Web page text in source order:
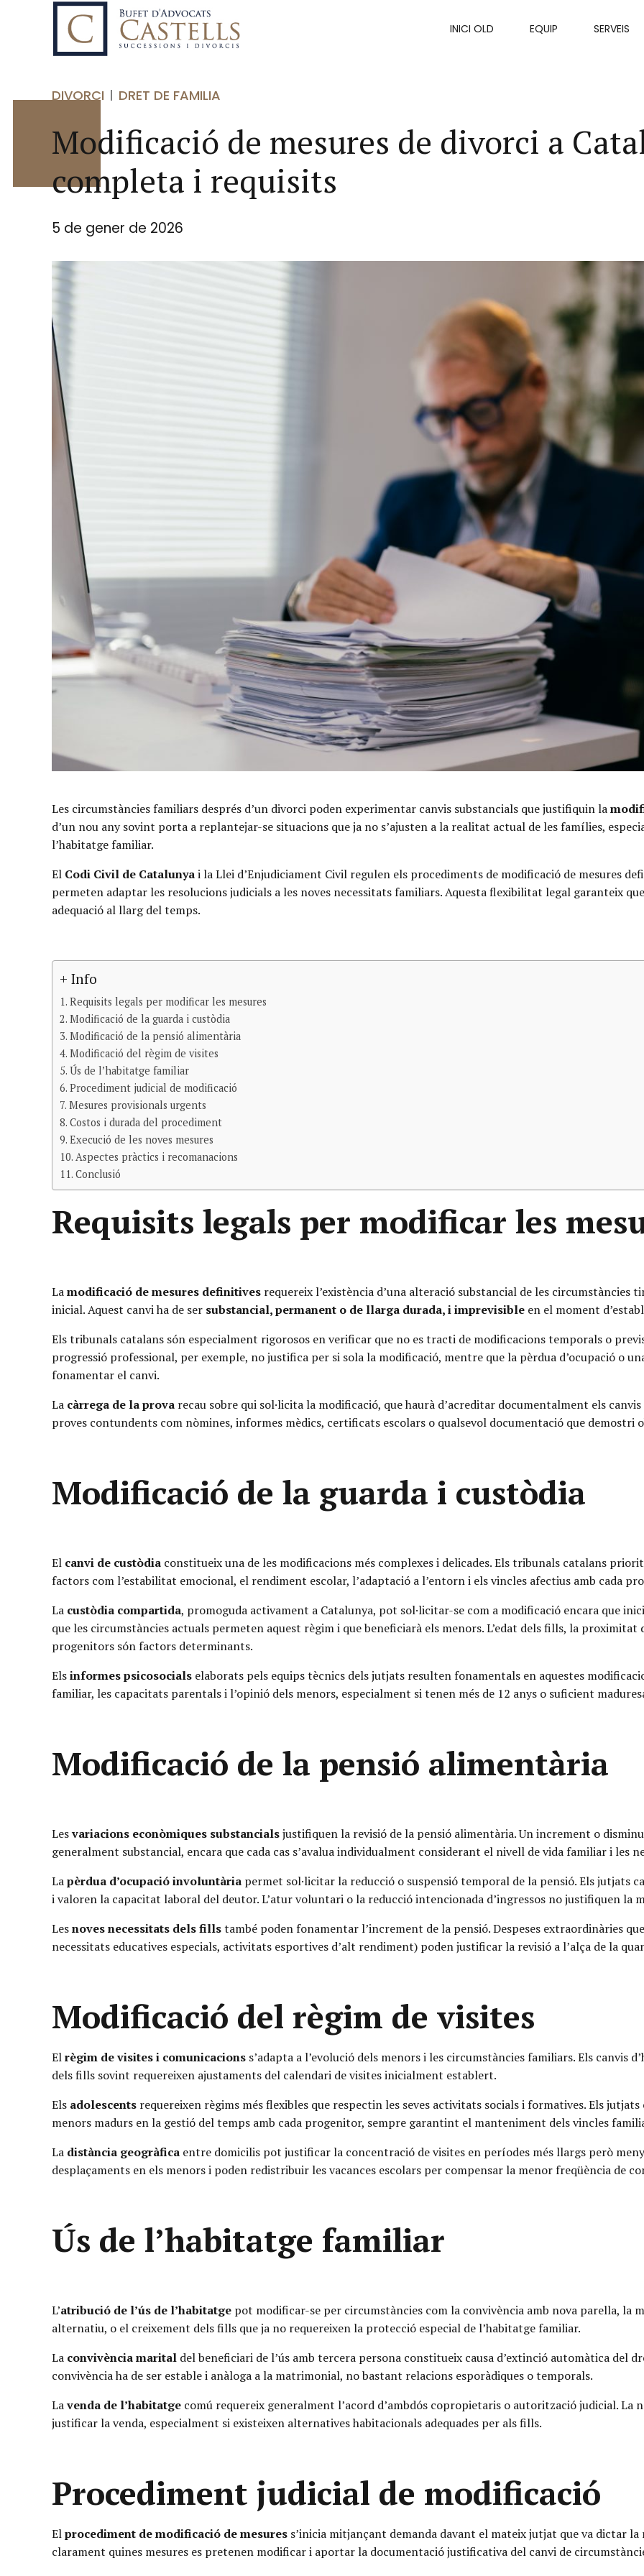
INICI OLD EQUIP SERVEIS
DIVORCI DRET DE FAMILIA
Modificació de mesures de divorci a
completa i requisits
5 de gener de 2026
Les circumstàncies familiars després d’un divorci poden experimentar canvis substancials que justifiquin la
d’un nou any sovint porta a replantejar-se situacions que ja no s’ajusten a la realitat actual de les famílies,
l’habitatge familiar.
El Codi Civil de Catalunyai la Llei d’Enjudiciament Civil regulen els procediments de modificació de mesures
permeten adaptar les resolucions judicials a les noves necessitats familiars. Aquesta flexibilitat legal garanteix
adequació al llarg del temps.
+ Info
Requisits legals per modificar les mesures
Modificació de la guarda i custòdia
Modificació de la pensió alimentària
Modificació del règim de visites
Ús de l’habitatge familiar
Procediment judicial de modificació
Mesures provisionals urgents
Costos i durada del procediment
Execució de les noves mesures
Aspectes pràctics i recomanacions
Conclusió
Requisits legals per modificar les
Lamodificació de mesures definitives requereix l’existència d’una alteració substancial de les
inicial. Aquest canvi ha de ser substancial, permanent o de llarga durada, i imprevisible en el moment
Els tribunals catalans són especialment rigorosos en verificar que no es tracti de modificacions temporals o
progressió professional, per exemple, no justifica per si sola la modificació, mentre que la pèrdua d’ocupació o
fonamentar el canvi.
La càrrega de la prova recau sobre qui sol·licita la modificació, que haurà d’acreditar documentalment els
proves contundents com nòmines, informes mèdics, certificats escolars o qualsevol documentació que demostri
Modificació de la guarda i custòdia
El canvi de custòdia constitueix una de les modificacions més complexes i delicades. Els tribunals catalans
factors com l’estabilitat emocional, el rendiment escolar, l’adaptació a l’entorn i els vincles afectius amb cada
La custòdia compartida, promoguda activament a Catalunya, pot sol·licitar-se com a modificació encara que
que les circumstàncies actuals permeten aquest règim i que beneficiarà els menors. L’edat dels fills, la
progenitors són factors determinants.
Elsinformes psicosocials elaborats pels equips tècnics dels jutjats resulten fonamentals en aquestes
familiar, les capacitats parentals i l’opinió dels menors, especialment si tenen més de 12 anys o suficient
Modificació de la pensió alimentària
Lesvariacions econòmiques substancialsjustifiquen la revisió de la pensió alimentària. Un increment o
generalment substancial, encara que cada cas s’avalua individualment considerant el nivell de vida familiar i les
Lapèrdua d’ocupació involuntària permet sol·licitar la reducció o suspensió temporal de la pensió. Els jutjats
i valoren la capacitat laboral del deutor. L’atur voluntari o la reducció intencionada d’ingressos no justifiquen la
Lesnoves necessitats dels fillstambé poden fonamentar l’increment de la pensió. Despeses extraordinàries
necessitats educatives especials, activitats esportives d’alt rendiment) poden justificar la revisió a l’alça de la
Modificació del règim de visites
Elrègim de visites i comunicacions s’adapta a l’evolució dels menors i les circumstàncies familiars. Els canvis
dels fills sovint requereixen ajustaments del calendari de visites inicialment establert.
Els adolescents requereixen règims més flexibles que respectin les seves activitats socials i formatives. Els
menors madurs en la gestió del temps amb cada progenitor, sempre garantint el manteniment dels vincles
La distància geogràfica entre domicilis pot justificar la concentració de visites en períodes més llargs però
desplaçaments en els menors i poden redistribuir les vacances escolars per compensar la menor freqüència de
Ús de l’habitatge familiar
L’atribució de l’ús de l’habitatge pot modificar-se per circumstàncies com la convivència amb nova parella, la
alternatiu, o el creixement dels fills que ja no requereixen la protecció especial de l’habitatge familiar.
La convivència marital del beneficiari de l’ús amb tercera persona constitueix causa d’extinció automàtica del
convivència ha de ser estable i anàloga a la matrimonial, no bastant relacions esporàdiques o temporals.
Lavenda de l’habitatge comú requereix generalment l’acord d’ambdós copropietaris o autorització judicial.
justificar la venda, especialment si existeixen alternatives habitacionals adequades per als fills.
Procediment judicial de modificació
Elprocediment de modificació de mesures s’inicia mitjançant demanda davant el mateix jutjat que va dictar la
clarament quines mesures es pretenen modificar i aportar la documentació justificativa del canvi de